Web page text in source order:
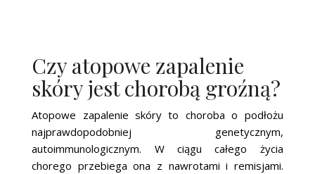
Czy atopowe zapalenie
skóry jest chorobą groźną?
Atopowe zapalenie skóry to choroba o podłożu
najprawdopodobniej genetycznym,
autoimmunologicznym. W ciągu całego życia
chorego przebiega ona z nawrotami i remisjami.